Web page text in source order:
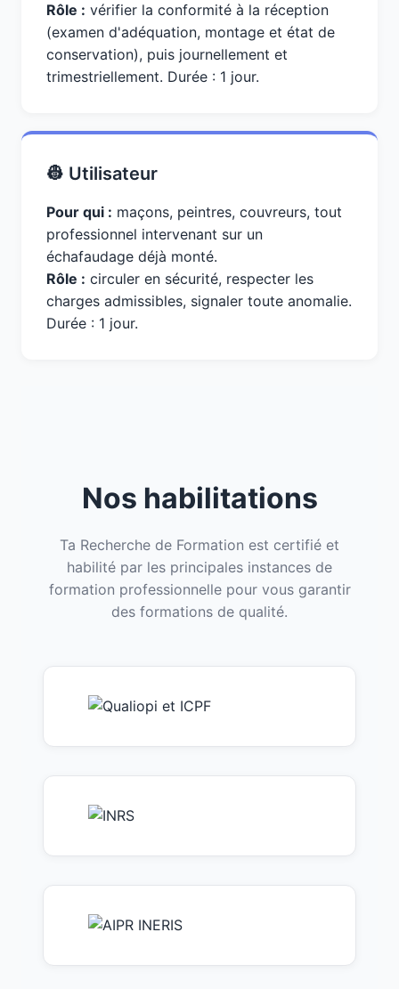
Rôle : vérifier la conformité à la réception
(examen d'adéquation, montage et état de
conservation), puis journellement et
trimestriellement. Durée : 1 jour.
👷 Utilisateur
Pour qui : maçons, peintres, couvreurs, tout
professionnel intervenant sur un
échafaudage déjà monté.
Rôle : circuler en sécurité, respecter les
charges admissibles, signaler toute anomalie.
Durée : 1 jour.
Nos habilitations
Ta Recherche de Formation est certifié et
habilité par les principales instances de
formation professionnelle pour vous garantir
des formations de qualité.